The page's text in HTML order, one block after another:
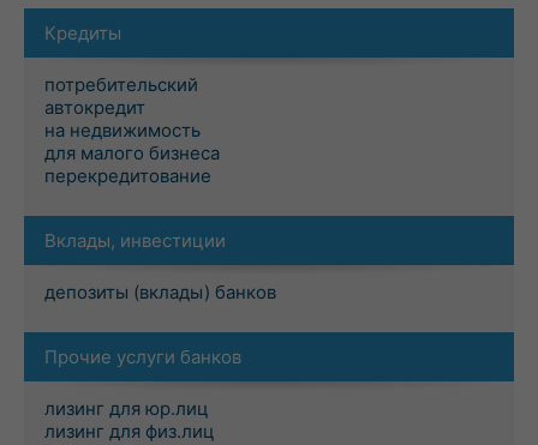
Кредиты
потребительский
автокредит
на недвижимость
для малого бизнеса
перекредитование
Вклады, инвестиции
депозиты (вклады) банков
Прочие услуги банков
лизинг для юр.лиц
лизинг для физ.лиц